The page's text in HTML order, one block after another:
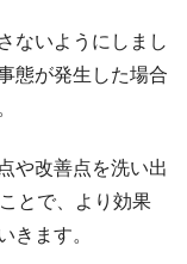
ないようにしまし
態が発生した場合
や改善点を洗い出
とで、より効果
きます。